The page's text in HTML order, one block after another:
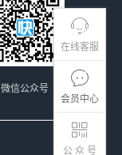
在线客服
会员中心
公 众 号
微信公众号